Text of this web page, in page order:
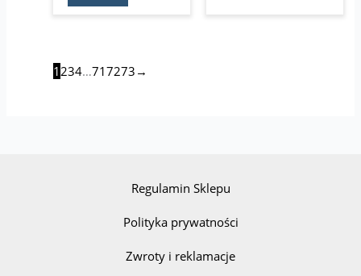
1 234…717273 →
Regulamin Sklepu
Polityka prywatności
Zwroty i reklamacje